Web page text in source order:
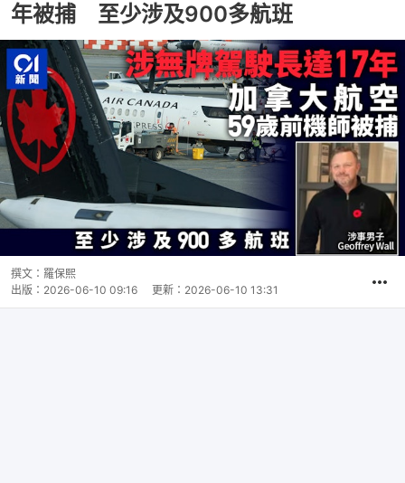
年被捕 至少涉及900多航班
撰文： 羅保熙
出版： 2026-06-10 09:16 更新： 2026-06-10 13:31